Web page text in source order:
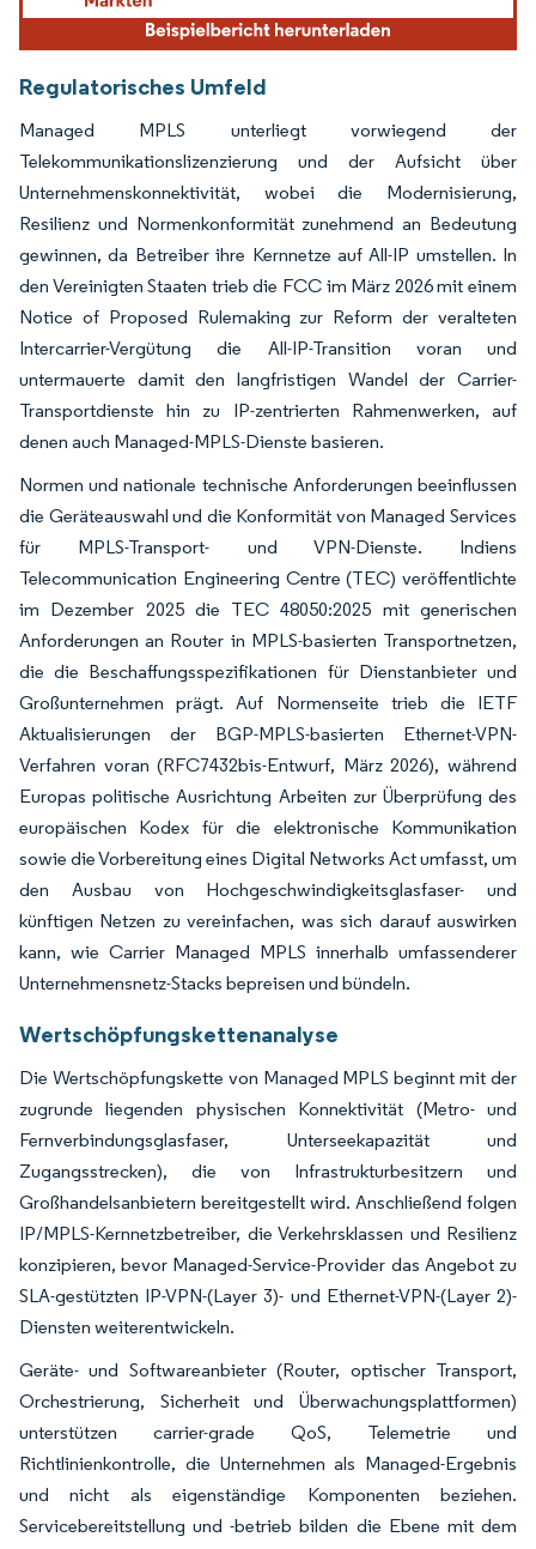
Regulatorisches Umfeld
Managed MPLS unterliegt vorwiegend der
Telekommunikationslizenzierung und der Aufsicht über
Unternehmenskonnektivität, wobei die Modernisierung,
Resilienz und Normenkonformität zunehmend an Bedeutung
gewinnen, da Betreiber ihre Kernnetze auf All-IP umstellen. In
den Vereinigten Staaten trieb die FCC im März 2026 mit einem
Notice of Proposed Rulemaking zur Reform der veralteten
Intercarrier-Vergütung die All-IP-Transition voran und
untermauerte damit den langfristigen Wandel der Carrier-
Transportdienste hin zu IP-zentrierten Rahmenwerken, auf
denen auch Managed-MPLS-Dienste basieren.
Normen und nationale technische Anforderungen beeinflussen
die Geräteauswahl und die Konformität von Managed Services
für MPLS-Transport- und VPN-Dienste. Indiens
Telecommunication Engineering Centre (TEC) veröffentlichte
im Dezember 2025 die TEC 48050:2025 mit generischen
Anforderungen an Router in MPLS-basierten Transportnetzen,
die die Beschaffungsspezifikationen für Dienstanbieter und
Großunternehmen prägt. Auf Normenseite trieb die IETF
Aktualisierungen der BGP-MPLS-basierten Ethernet-VPN-
Verfahren voran (RFC7432bis-Entwurf, März 2026), während
Europas politische Ausrichtung Arbeiten zur Überprüfung des
europäischen Kodex für die elektronische Kommunikation
sowie die Vorbereitung eines Digital Networks Act umfasst, um
den Ausbau von Hochgeschwindigkeitsglasfaser- und
künftigen Netzen zu vereinfachen, was sich darauf auswirken
kann, wie Carrier Managed MPLS innerhalb umfassenderer
Unternehmensnetz-Stacks bepreisen und bündeln.
Wertschöpfungskettenanalyse
Die Wertschöpfungskette von Managed MPLS beginnt mit der
zugrunde liegenden physischen Konnektivität (Metro- und
Fernverbindungsglasfaser, Unterseekapazität und
Zugangsstrecken), die von Infrastrukturbesitzern und
Großhandelsanbietern bereitgestellt wird. Anschließend folgen
IP/MPLS-Kernnetzbetreiber, die Verkehrsklassen und Resilienz
konzipieren, bevor Managed-Service-Provider das Angebot zu
SLA-gestützten IP-VPN-(Layer 3)- und Ethernet-VPN-(Layer 2)-
Diensten weiterentwickeln.
Geräte- und Softwareanbieter (Router, optischer Transport,
Orchestrierung, Sicherheit und Überwachungsplattformen)
unterstützen carrier-grade QoS, Telemetrie und
Richtlinienkontrolle, die Unternehmen als Managed-Ergebnis
und nicht als eigenständige Komponenten beziehen.
Servicebereitstellung und -betrieb bilden die Ebene mit dem